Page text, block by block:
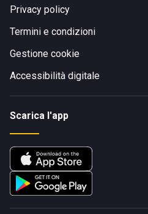
Privacy policy
Termini e condizioni
Gestione cookie
Accessibilità digitale
Scarica l'app